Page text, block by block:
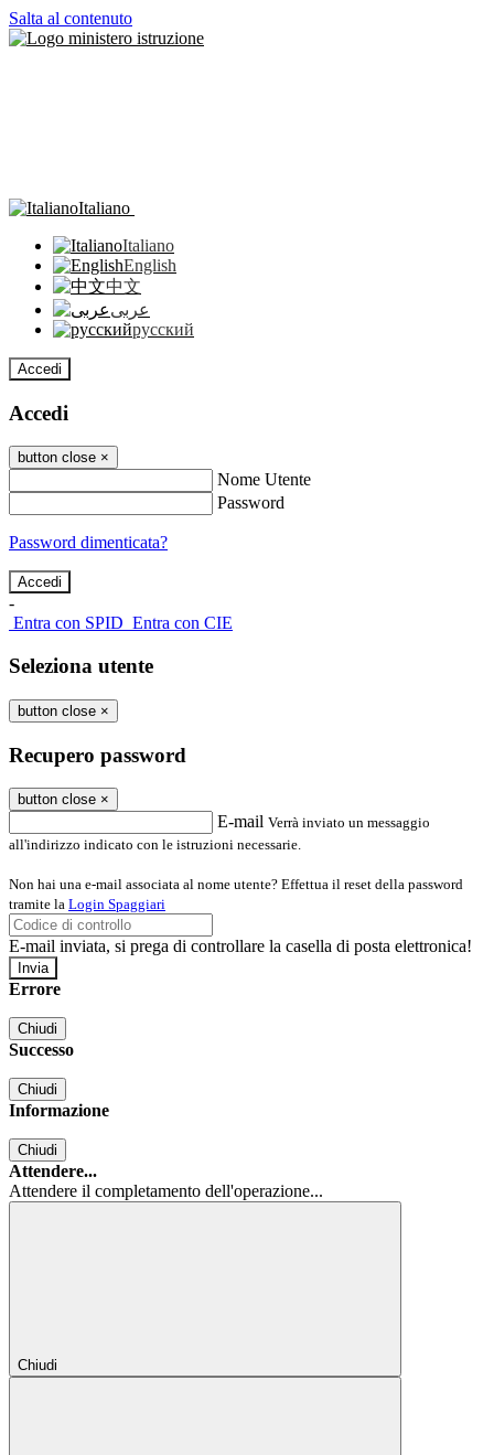
Salta al contenuto
Italiano
Italiano
English
中文
عربى
русский
Accedi
Accedi
button close ×
Nome Utente
Password
Password dimenticata?
-
Entra con SPID Entra con CIE
Seleziona utente
button close ×
Recupero password
button close ×
E-mail Verrà inviato un messaggio
all'indirizzo indicato con le istruzioni necessarie.
Non hai una e-mail associata al nome utente? Effettua il reset della password
tramite la Login Spaggiari
E-mail inviata, si prega di controllare la casella di posta elettronica!
Errore
Chiudi
Successo
Chiudi
Informazione
Chiudi
Attendere...
Attendere il completamento dell'operazione...
Chiudi